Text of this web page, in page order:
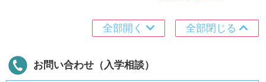
全部開く 全部閉じる
お問い合わせ（入学相談）